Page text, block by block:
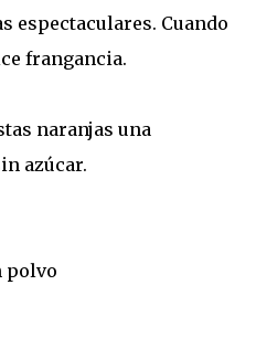
espectaculares. Cuando
frangancia.
naranjas una
azúcar.
polvo